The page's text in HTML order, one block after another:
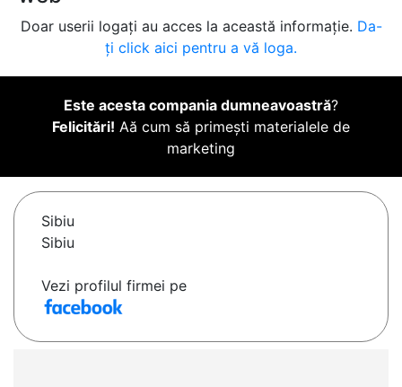
Doar userii logați au acces la această informație. Da-
ți click aici pentru a vă loga.
Este acesta compania dumneavoastră?
Felicitări! Aă cum să primești materialele de
marketing
Sibiu
Sibiu
Vezi profilul firmei pe